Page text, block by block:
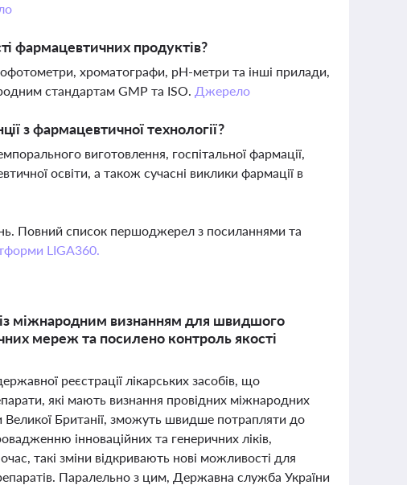
фармацевтичних продуктів?
хроматографи, рН-метри та інші прилади,
стандартам GMP та ISO. Джерело
з фармацевтичної технології?
виготовлення, госпітальної фармації,
освіти, а також сучасні виклики фармації в
Повний список першоджерел з посиланнями та
LIGA360.
із міжнародним визнанням для швидшого
мереж та посилено контроль якості
реєстрації лікарських засобів, що
які мають визнання провідних міжнародних
Великої Британії, зможуть швидше потрапляти до
інноваційних та генеричних ліків,
такі зміни відкривають нові можливості для
Паралельно з цим, Державна служба України